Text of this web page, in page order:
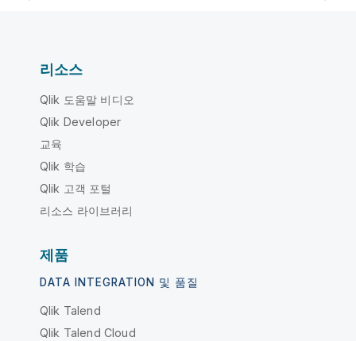
리소스
Qlik 도움말 비디오
Qlik Developer
교육
Qlik 학습
Qlik 고객 포털
리소스 라이브러리
제품
DATA INTEGRATION 및 품질
Qlik Talend
Qlik Talend Cloud